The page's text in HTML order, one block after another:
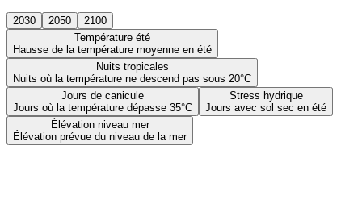
2030 2050
2100
Température été
Hausse de la température moyenne en été
Nuits tropicales
Nuits où la température ne descend pas sous 20°C
Jours de canicule
Jours où la température dépasse 35°C
Stress hydrique
Jours avec sol sec en été
Élévation niveau mer
Élévation prévue du niveau de la mer